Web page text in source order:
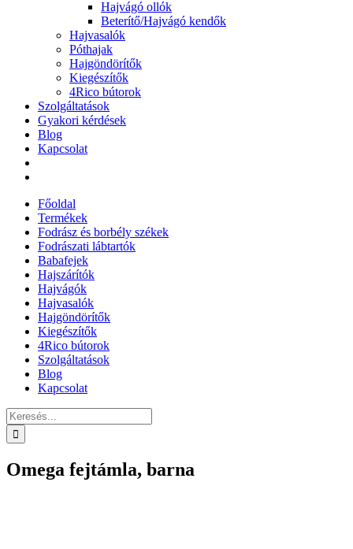
Hajvágó ollók
Beterítő/Hajvágó kendők
Hajvasalók
Póthajak
Hajgöndörítők
Kiegészítők
4Rico bútorok
Szolgáltatások
Gyakori kérdések
Blog
Kapcsolat
Főoldal
Termékek
Fodrász és borbély székek
Fodrászati lábtartók
Babafejek
Hajszárítók
Hajvágók
Hajvasalók
Hajgöndörítők
Kiegészítők
4Rico bútorok
Szolgáltatások
Blog
Kapcsolat
Keresés...
Omega fejtámla, barna